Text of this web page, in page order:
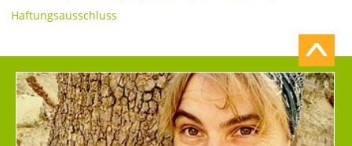
Haftungsausschluss